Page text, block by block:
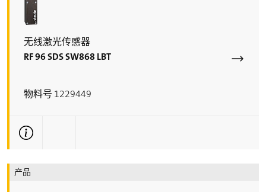
无线激光传感器
RF 96 SDS SW868 LBT
物料号 1229449
更多技术信息
产品